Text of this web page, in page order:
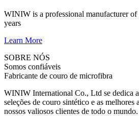
WINIW is a professional manufacturer
years
Learn More
SOBRE NÓS
Somos confiáveis
Fabricante de couro de microfibra
WINIW International Co., Ltd se dedica
seleções de couro sintético e as melhores
nossos valiosos clientes de todo o mundo.